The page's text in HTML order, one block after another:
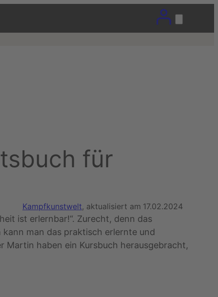
für
Kampfkunstwelt, aktualisiert am 17.02.2024
ist erlernbar!“. Zurecht, denn das
man das praktisch erlernte und
Martin haben ein Kursbuch herausgebracht,